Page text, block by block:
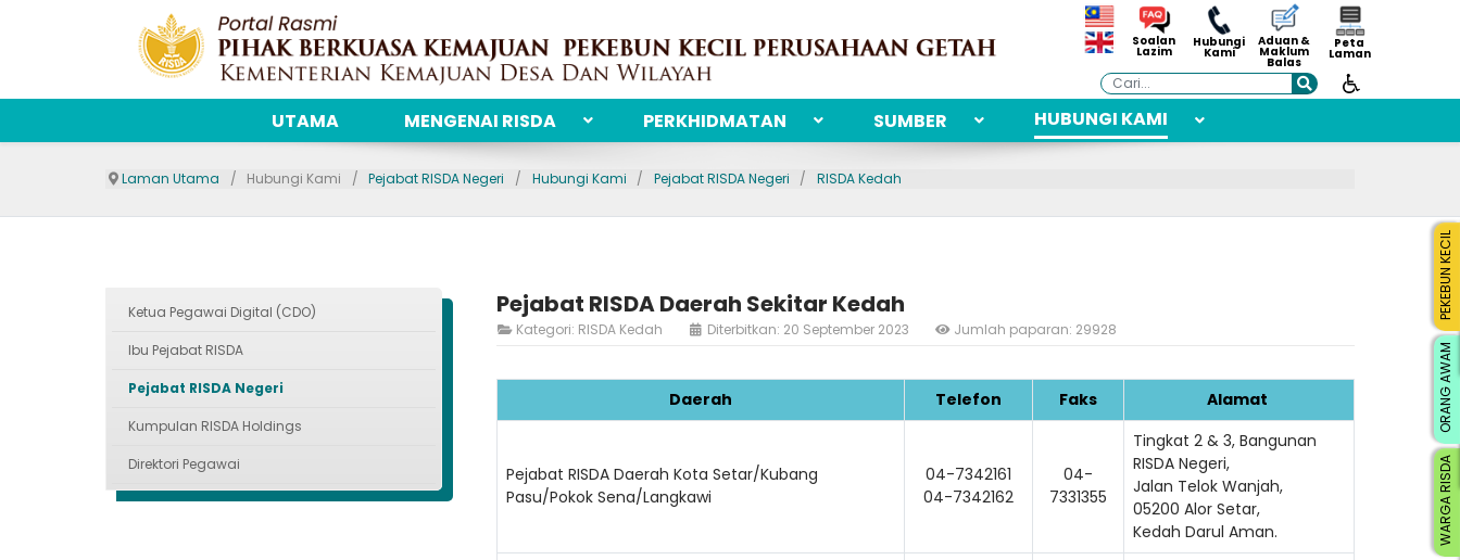
Soalan
Lazim
Hubungi
Kami
Aduan &
Maklum
Balas
Peta
Laman
Cari
UTAMA MENGENAI RISDA PERKHIDMATAN SUMBER HUBUNGI KAMI
Laman Utama Hubungi Kami Pejabat RISDA Negeri Hubungi Kami Pejabat RISDA Negeri RISDA Kedah
Ketua Pegawai Digital (CDO)
Ibu Pejabat RISDA
Pejabat RISDA Negeri
Kumpulan RISDA Holdings
Direktori Pegawai
Pejabat RISDA Daerah Sekitar Kedah
Kategori: RISDA Kedah Diterbitkan: 20 September 2023 Jumlah paparan: 29928
Daerah Telefon Faks Alamat
Pejabat RISDA Daerah Kota Setar/Kubang
Pasu/Pokok Sena/Langkawi
04-7342161
04-7342162
04-
7331355
Tingkat 2 & 3, Bangunan
RISDA Negeri,
Jalan Telok Wanjah,
05200 Alor Setar,
Kedah Darul Aman.
WARGA RISDA
ORANG AWAM
PEKEBUN KECIL